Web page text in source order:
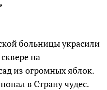
больницы украсили
на
из огромных яблок.
в Страну чудес.